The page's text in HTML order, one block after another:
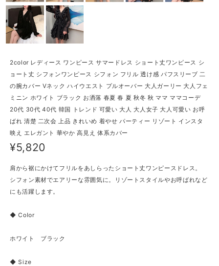
2color レディース ワンピース サマードレス ショート丈ワンピース シ
ョート丈 シフォンワンピース シフォン フリル 透け感 パフスリーブ 二
の腕カバー Vネック ハイウエスト プルオーバー 大人ガーリー 大人フェ
ミニン ホワイト ブラック お洒落 春夏 春 夏 秋冬 秋 ママ ママコーデ
20代 30代 40代 韓国 トレンド 可愛い 大人 大人女子 大人可愛い お呼
ばれ 清楚 二次会 上品 きれいめ 着やせ パーティー リゾート インスタ
映え エレガント 華やか 高見え 体系カバー
¥5,820
肩から裾にかけてフリルをあしらったショート丈ワンピースドレス。
シフォン素材でエアリーな雰囲気に。リゾートスタイルやお呼ばれなど
にも活躍します。
◆ Color
ホワイト ブラック
◆ Size